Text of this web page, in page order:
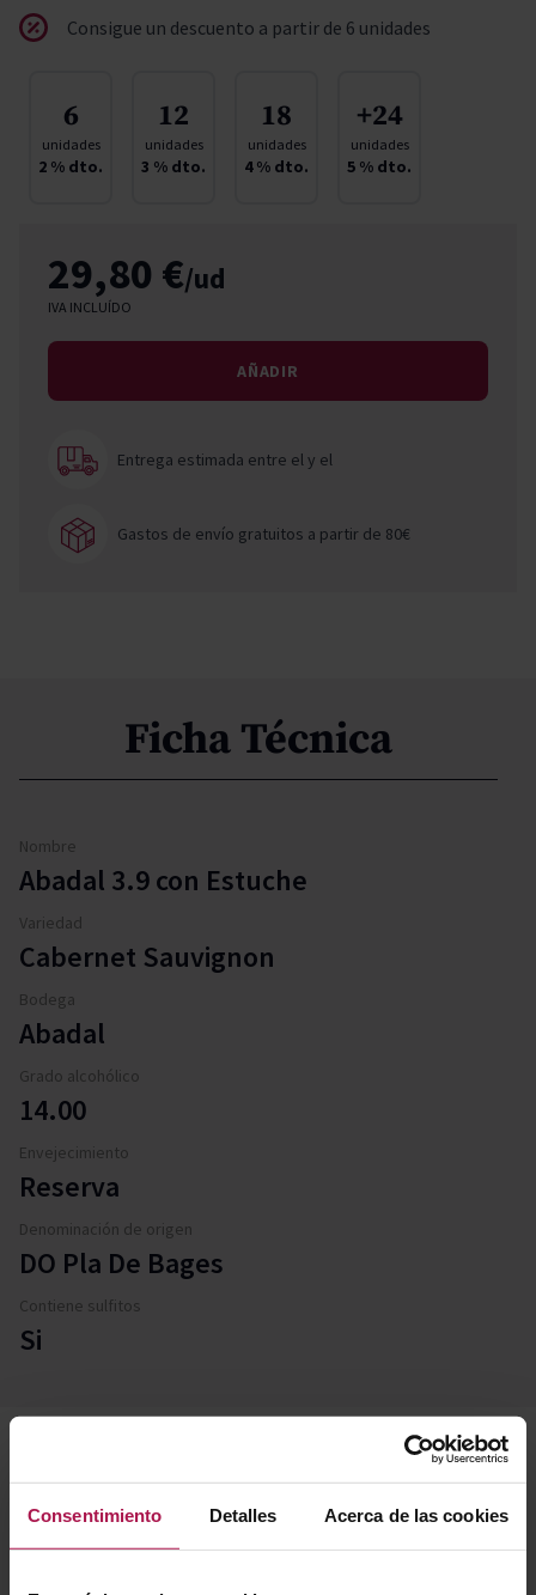
Consentimiento Detalles Acerca de las cookies
Consigue un descuento a partir de 6 unidades
6
unidades
2 % dto.
12
unidades
3 % dto.
18
unidades
4% dto.
+24
unidades
5 % dto.
29,80 €/ud
IVA INCLUÍDO
AÑADIR
Entrega estimada entre ely el
Gastos de envío gratuitos a partir de 80€
Ficha Técnica
Nombre
Abadal 3.9 con Estuche
Variedad
Cabernet Sauvignon
Bodega
Abadal
Grado alcohólico
14.00
Envejecimiento
Reserva
Denominación de origen
DO Pla De Bages
Contiene sulfitos
Si